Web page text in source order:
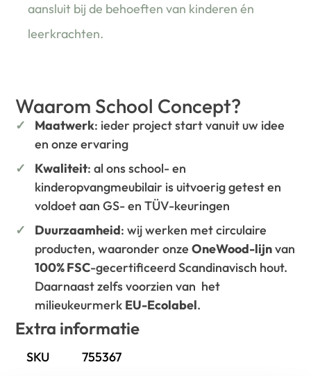
aansluit bij de behoeften van kinderen én
leerkrachten.
Waarom School Concept?
Maatwerk: ieder project start vanuit uw idee
en onze ervaring
Kwaliteit: al ons school- en
kinderopvangmeubilair is uitvoerig getest en
voldoet aan GS- en TÜV-keuringen
Duurzaamheid: wij werken met circulaire
producten, waaronder onzeOneWood-lijnvan
100% FSC-gecertificeerd Scandinavisch hout.
Daarnaast zelfs voorzien van het
milieukeurmerk EU-Ecolabel.
Extra informatie
SKU 755367